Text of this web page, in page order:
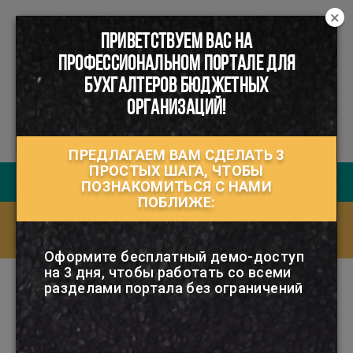
☰
Руководство пользователя
Ответы на часто задаваемые вопросы
(FAQ)
РУБРИКАТОР
ТРУДОВОЙ ДОГОВОР
×
ПРИВЕТСТВУЕМ ВАС НА
ПРОФЕССИОНАЛЬНОМ ПОРТАЛЕ ДЛЯ
БУХГАЛТЕРОВ БЮДЖЕТНЫХ
ОРГАНИЗАЦИЙ!
ПРЕДЛАГАЕМ ВАМ СДЕЛАТЬ 3
ПРОСТЫХ ШАГА, ЧТОБЫ
ПОЗНАКОМИТЬСЯ С НАМИ
ПОБЛИЖЕ:
Оформите бесплатный демо-доступ
на 3 дня, чтобы работать со всеми
разделами портала без ограничений